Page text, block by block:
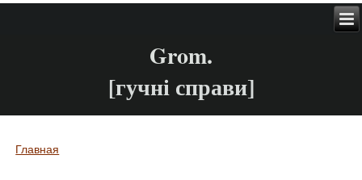
Grom.
[гучні справи]
Вы здесь
Главная